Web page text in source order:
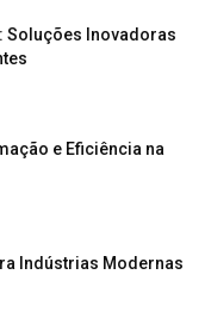
Inovadoras
e Eficiência na
Indústrias Modernas